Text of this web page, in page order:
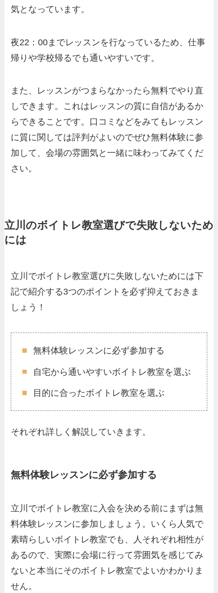
気となっています。
夜22：00までレッスンを行なっているため、仕事
帰りや学校帰るでも通いやすいです。
また、レッスンがつまらなかったら無料でやり直
しできます。これはレッスンの質に自信があるか
らできることです。口コミなどをみてもレッスン
に質に関しては評判がよいのでぜひ無料体験に参
加して、会場の雰囲気と一緒に味わってみてくだ
さい。
立川のボイトレ教室選びで失敗しないため
には
立川でボイトレ教室選びに失敗しないためには下
記で紹介する3つのポイントを必ず抑えておきま
しょう！
無料体験レッスンに必ず参加する
自宅から通いやすいボイトレ教室を選ぶ
目的に合ったボイトレ教室を選ぶ
それぞれ詳しく解説していきます。
無料体験レッスンに必ず参加する
立川でボイトレ教室に入会を決める前にまずは無
料体験レッスンに参加しましょう。いくら人気で
素晴らしいボイトレ教室でも、人それぞれ相性が
あるので、実際に会場に行って雰囲気を感じてみ
ないと本当にそのボイトレ教室でよいかわかりま
せん。